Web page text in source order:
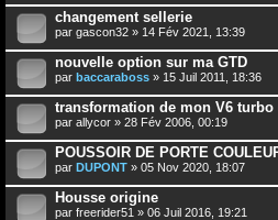
changement sellerie
par gascon32 » 14 Fév 2021, 13:39
nouvelle option sur ma GTD
par baccaraboss » 15 Juil 2011, 18:36
transformation de mon V6 turbo
par allycor » 28 Fév 2006, 00:19
POUSSOIR DE PORTE
par DUPONT » 05 Nov 2020, 18:07
Housse origine
par freerider51 » 06 Juil 2016, 19:21